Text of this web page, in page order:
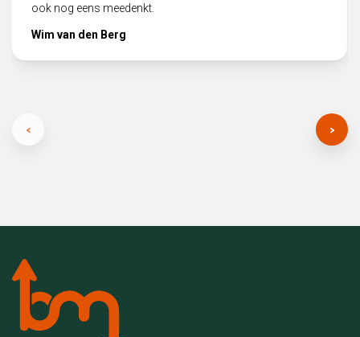
ook nog eens meedenkt.
Wim van den Berg